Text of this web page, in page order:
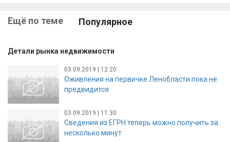
Ещё по теме Популярное
Детали рынка недвижимости
03.09.2019 | 12:20
Оживления на первичке Ленобласти пока не
предвидится
03.09.2019 | 11:30
Сведения из ЕГРН теперь можно получить за
несколько минут